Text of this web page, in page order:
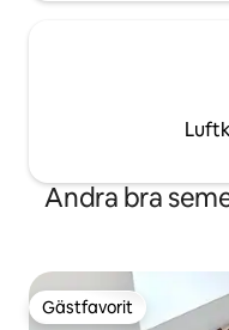
Andra bra
Gästfavorit
Gästfavorit